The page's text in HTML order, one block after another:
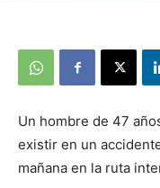
Un hombre de 47
existir en un
mañana en la ruta